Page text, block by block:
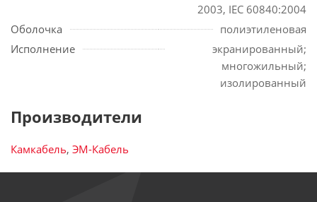
2003, IEC 60840:2004
Оболочка
полиэтиленовая
Исполнение
экранированный;
многожильный;
изолированный
Производители
Камкабель, ЭМ-Кабель